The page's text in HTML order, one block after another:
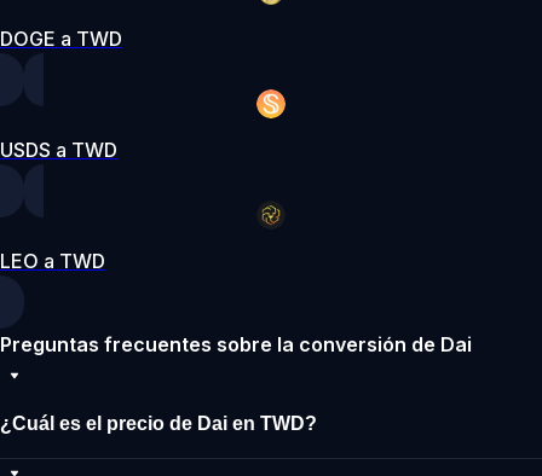
DOGE a TWD
USDS a TWD
LEO a TWD
Preguntas frecuentes sobre la conversión de Dai
¿Cuál es el precio de Dai en TWD?